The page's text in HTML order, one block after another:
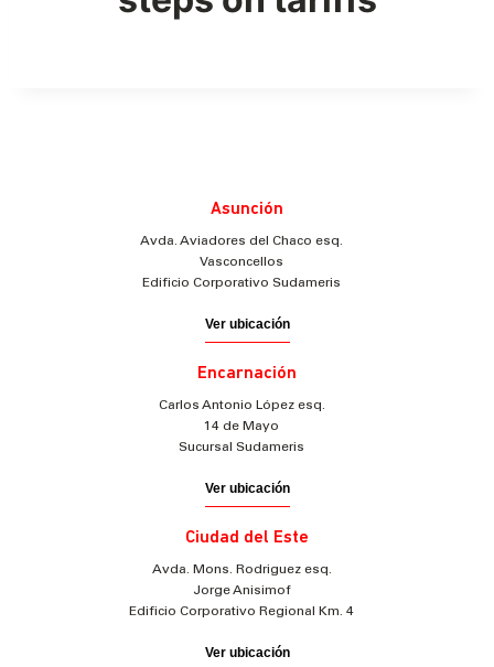
Asunción
Avda. Aviadores del Chaco esq.
Vasconcellos
Edificio Corporativo Sudameris
Ver ubicación
Encarnación
Carlos Antonio López esq.
14 de Mayo
Sucursal Sudameris
Ver ubicación
Ciudad del Este
Avda. Mons. Rodriguez esq.
Jorge Anisimof
Edificio Corporativo Regional Km. 4
Ver ubicación